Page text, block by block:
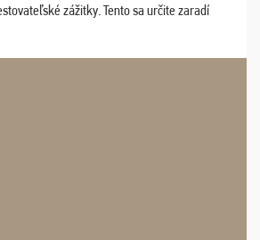
zážitky. Tento sa určite zaradí
šefík Meďo, dobrá parti ...